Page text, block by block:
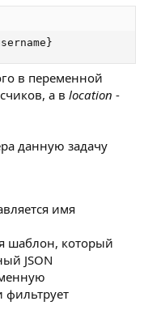
в переменной
а в location -
данную задачу
имя
шаблон, который
JSON
фильтрует